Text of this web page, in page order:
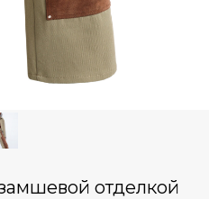
отделкой